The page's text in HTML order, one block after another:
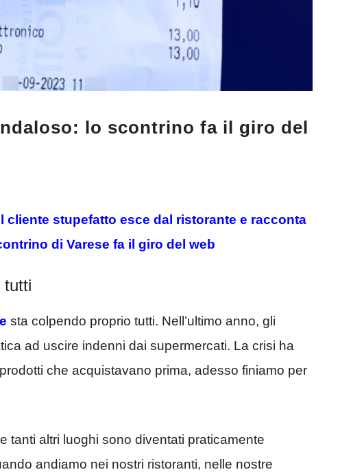
lo scontrino fa il giro del
cliente stupefatto esce dal ristorante e racconta
di Varese fa il giro del web
tutti
sta colpendo proprio tutti. Nell’ultimo anno, gli
ad uscire indenni dai supermercati. La crisi ha
che acquistavano prima, adesso finiamo per
tanti altri luoghi sono diventati praticamente
andiamo nei nostri ristoranti, nelle nostre